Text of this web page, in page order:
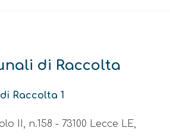
di Raccolta
Raccolta 1
II, n.158 - 73100 Lecce LE,